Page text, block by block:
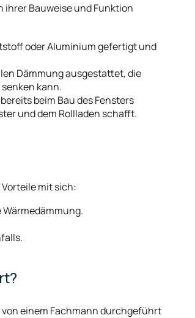
ihrer Bauweise und Funktion
oder Aluminium gefertigt und
Dämmung ausgestattet, die
kann.
beim Bau des Fensters
und dem Rollladen schafft.
mit sich:
einem Fachmann durchgeführt